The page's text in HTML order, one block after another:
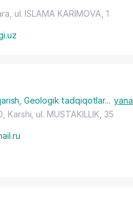
ul. ISLAMA KARIMOVA , 1
,Geologik tadqiqotlar... yana
Karshi, ul. MUSTAKILLIK , 35